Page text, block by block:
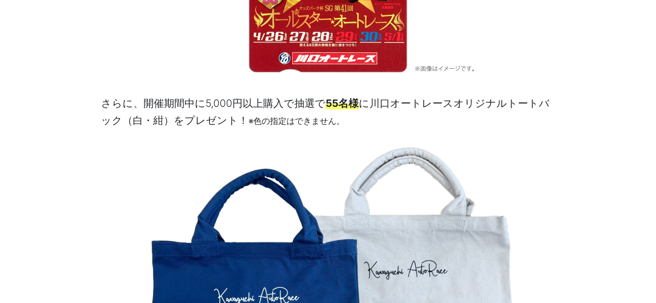
さらに、開催期間中に5,000円以上購入で抽選で55名様に川口オートレースオリジナルトートバ
ック（白・紺）をプレゼント！ ※色の指定はできません。